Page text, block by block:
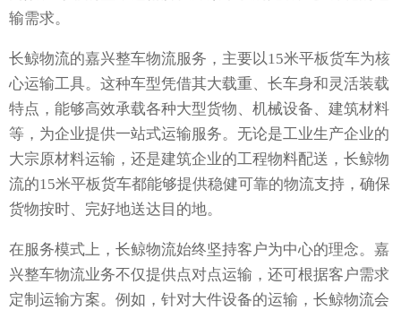
输需求。
长鲸物流的嘉兴整车物流服务，主要以15米平板货车为核
心运输工具。这种车型凭借其大载重、长车身和灵活装载
特点，能够高效承载各种大型货物、机械设备、建筑材料
等，为企业提供一站式运输服务。无论是工业生产企业的
大宗原材料运输，还是建筑企业的工程物料配送，长鲸物
流的15米平板货车都能够提供稳健可靠的物流支持，确保
货物按时、完好地送达目的地。
在服务模式上，长鲸物流始终坚持客户为中心的理念。嘉
兴整车物流业务不仅提供点对点运输，还可根据客户需求
定制运输方案。例如，针对大件设备的运输，长鲸物流会